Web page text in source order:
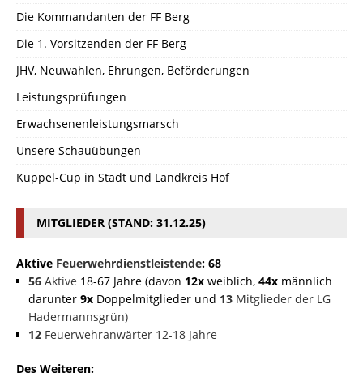
Die Kommandanten der FF Berg
Die 1. Vorsitzenden der FF Berg
JHV, Neuwahlen, Ehrungen, Beförderungen
Leistungsprüfungen
Erwachsenenleistungsmarsch
Unsere Schauübungen
Kuppel-Cup in Stadt und Landkreis Hof
MITGLIEDER (STAND: 31.12.25)
Aktive Feuerwehrdienstleistende: 68
56 Aktive 18-67 Jahre (davon 12x weiblich, 44x männlich
darunter 9x Doppelmitglieder und 13 Mitglieder der LG
Hadermannsgrün)
12 Feuerwehranwärter 12-18 Jahre
Des Weiteren: